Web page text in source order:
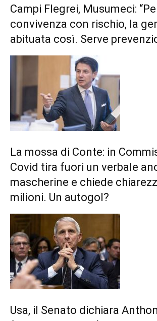
Campi Flegrei, Musumeci:
convivenza con rischio, la
abituata così. Serve
La mossa di Conte: in
Covid tira fuori un verbale
mascherine e chiede
milioni. Un autogol?
Usa, il Senato dichiara